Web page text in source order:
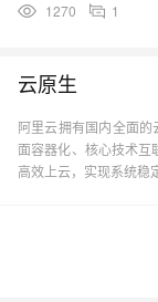
1270 1
云原生
阿里云拥有国内全面
面容器化、核心技术互
高效上云，实现系统稳